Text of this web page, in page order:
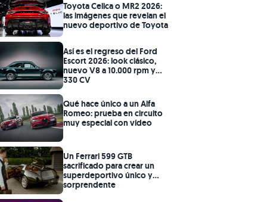
Toyota Celica o MR2 2026:
las imágenes que revelan el
nuevo deportivo de Toyota
Así es el regreso del Ford
Escort 2026: look clásico,
nuevo V8 a 10.000 rpm y
330 CV
Qué hace único a un Alfa
Romeo: prueba en circuito
muy especial con vídeo
Un Ferrari 599 GTB
sacrificado para crear un
superdeportivo único y
sorprendente